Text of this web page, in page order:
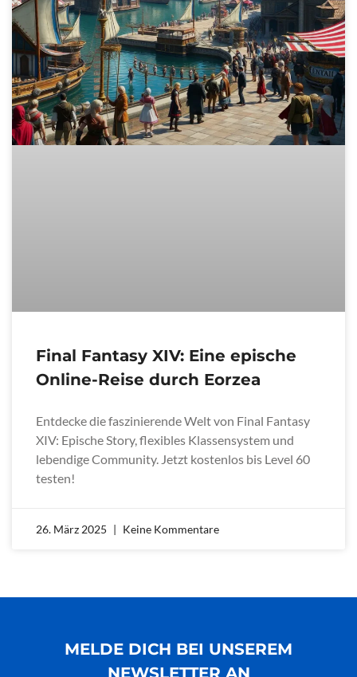
Final Fantasy XIV: Eine epische
Online-Reise durch Eorzea
Entdecke die faszinierende Welt von Final Fantasy
XIV: Epische Story, flexibles Klassensystem und
lebendige Community. Jetzt kostenlos bis Level 60
testen!
26. März 2025 Keine Kommentare
MELDE DICH BEI UNSEREM
NEWSLETTER AN